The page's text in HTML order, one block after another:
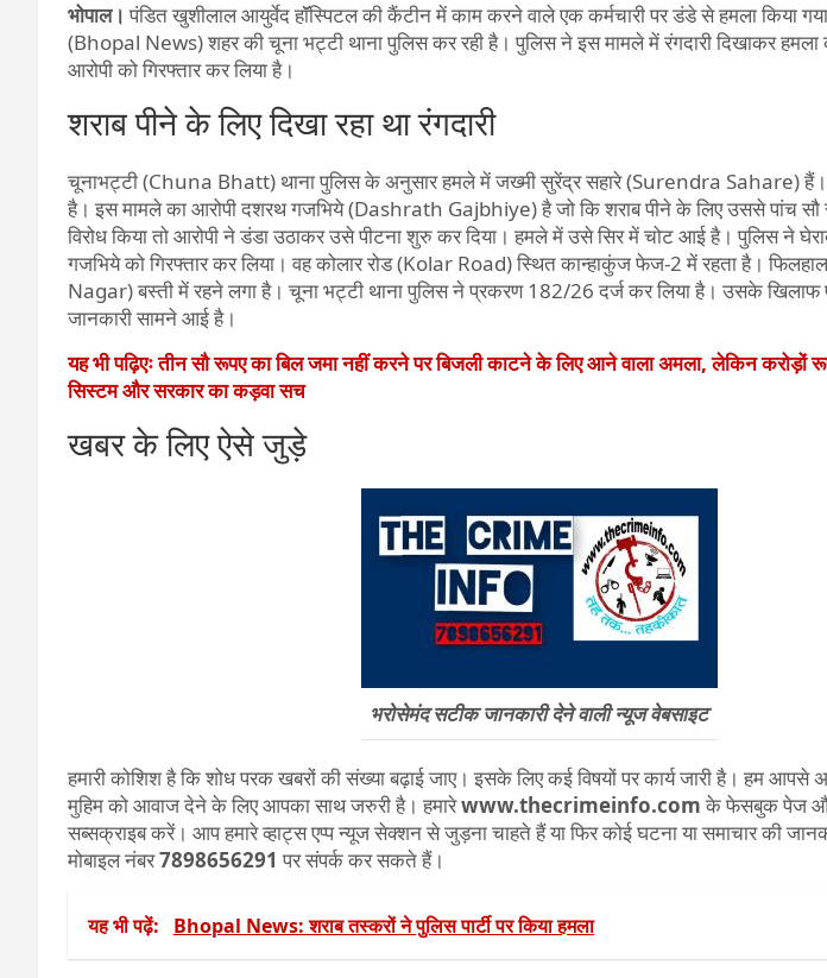
भोपाल। पंडित खुशीलाल आयुर्वेद हॉॅस्पिटल की कैंटीन में काम करने वाले एक कर्मचारी पर डंडे से हमला किया
(Bhopal News) शहर की चूना भट्टी थाना पुलिस कर रही है। पुलिस ने इस मामले में रंगदारी दिखाकर
आरोपी को गिरफ्तार कर लिया है।
शराब पीने के लिए दिखा रहा था रंगदारी
चूनाभट्टी (Chuna Bhatt) थाना पुलिस के अनुसार हमले में जख्मी सुरेंद्र सहारे (Surendra Sahare)
है। इस मामले का आरोपी दशरथ गजभिये (Dashrath Gajbhiye) है जो कि शराब पीने के लिए उससे पांच सौ
विरोध किया तो आरोपी ने डंडा उठाकर उसे पीटना शुरु कर दिया। हमले में उसे सिर में चोट आई है। पुलिस ने
गजभिये को गिरफ्तार कर लिया। वह कोलार रोड (Kolar Road) स्थित कान्हाकुंज फेज-2 में रहता है।
Nagar) बस्ती में रहने लगा है। चूना भट्टी थाना पुलिस ने प्रकरण 182/26 दर्ज कर लिया है। उसके खिलाफ
जानकारी सामने आई है।
यह भी पढ़िएः तीन सौ रूपए का बिल जमा नहीं करने पर बिजली काटने के लिए आने वाला अमला, लेकिन करोड़ों
सिस्टम और सरकार का कड़वा सच
खबर के लिए ऐसे जुड़े
भरोसेमंद सटीक जानकारी देने वाली न्यूज वेबसाइट
हमारी कोशिश है कि शोध परक खबरों की संख्या बढ़ाई जाए। इसके लिए कई विषयों पर कार्य जारी है। हम आपसे
मुहिम को आवाज देने के लिए आपका साथ जरुरी है। हमारेwww.thecrimeinfo.comके फेसबुक पेज
सब्सक्राइब करें। आप हमारे व्हाट्स एप्प न्यूज सेक्शन से जुड़ना चाहते हैं या फिर कोई घटना या समाचार की
मोबाइल नंबर7898656291 पर संपर्क कर सकते हैं।
यह भी पढ़ें: Bhopal News: शराब तस्करों ने पुलिस पार्टी पर किया हमला